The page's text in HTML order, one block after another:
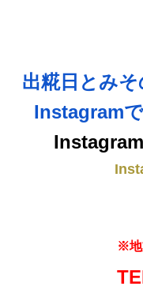
出糀日とみ
Instagram
※地方発送も